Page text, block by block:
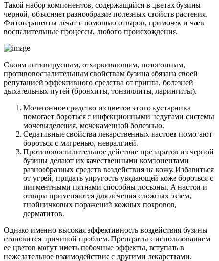
Такой набор компонентов, содержащийся в цветах бузины
черной, объясняет разнообразие полезных свойств растения.
Фитотерапевты лечат с помощью отваров, примочек и чаев
воспалительные процессы, любого происхождения.
Своим антивирусным, отхаркивающим, потогонным,
противовоспалительным свойствам бузина обязана своей
репутацией эффективного средства от гриппа, болезней
дыхательных путей (бронхиты, тонзиллиты, ларингиты).
Мочегонное средство из цветов этого кустарника
помогает бороться с инфекционными недугами системы
мочевыделения, мочекаменной болезнью.
Седативные свойства лекарственных настоев помогают
бороться с мигренью, невралгией.
Противовоспалительное действие препаратов из черной
бузины делают их качественными компонентами
разнообразных средств воздействия на кожу. Избавиться
от угрей, придать упругость увядающей коже бороться с
пигментными пятнами способны лосьоны. А настои и
отвары применяются для лечения сложных экзем,
гнойничковых поражений кожных покровов,
дерматитов.
Однако именно высокая эффективность воздействия бузины
становится причиной проблем. Препараты с использованием
ее цветов могут иметь побочные эффекты, вступать в
нежелательное взаимодействие с другими лекарствами.